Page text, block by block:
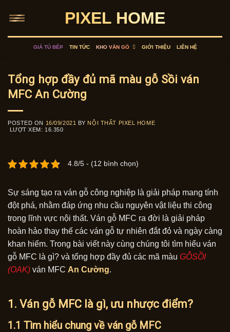
PIXEL HOME
GIÁ TỦ BẾP TIN TỨC KHO VÂN GỖ GIỚI THIỆU LIÊN HỆ
Tổng hợp đầy đủ mã màu gỗ Sồi ván
MFC An Cường
POSTED ON 16/09/2021 BY NỘI THẤT PIXEL HOME
LƯỢT XEM: 16.350
4.8/5 - (12 bình chọn)
Sự sáng tạo ra ván gỗ công nghiệp là giải pháp mang tính
đột phá, nhằm đáp ứng nhu cầu nguyên vật liệu thi công
trong lĩnh vực nội thất. Ván gỗ MFC ra đời là giải pháp
hoàn hảo thay thế các ván gỗ tự nhiên đắt đỏ và ngày càng
khan hiếm. Trong bài viết này cùng chúng tôi tìm hiểu ván
gỗ MFC là gì? và tổng hợp đầy đủ các mã màu GỖSỒI
(OAK) ván MFC An Cường.
1. Ván gỗ MFC là gì, ưu nhược điểm?
1.1 Tìm hiểu chung về ván gỗ MFC